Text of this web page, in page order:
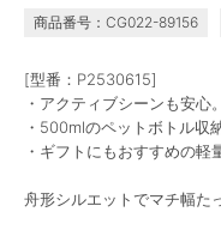
商品番号：CG022-89156
[型番：P2530615]
・アクティブシーンも安心
・500mlのペットボトル収
・ギフトにもおすすめの軽
舟形シルエットでマチ幅た